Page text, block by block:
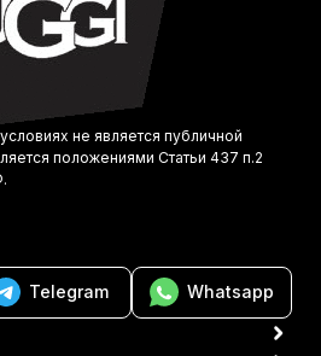
не является публичной
положениями Статьи 437 п.2
Telegram
Whatsapp